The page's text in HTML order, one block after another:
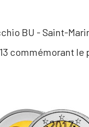
BU - Saint-
commémorant